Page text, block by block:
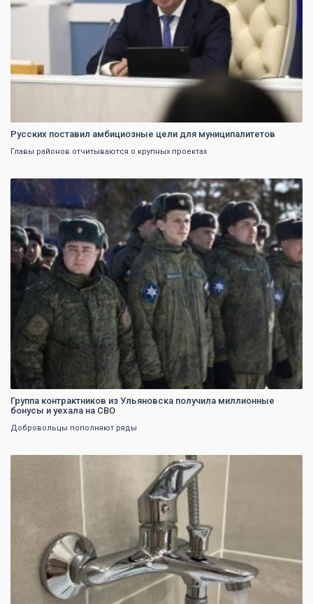
Русских поставил амбициозные цели для муниципалитетов
Главы районов отчитываются о крупных проектах
0
Группа контрактников из Ульяновска получила миллионные
бонусы и уехала на СВО
Добровольцы пополняют ряды